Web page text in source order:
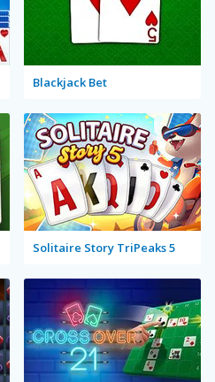
Blackjack Bet
Solitaire Story TriPeaks 5